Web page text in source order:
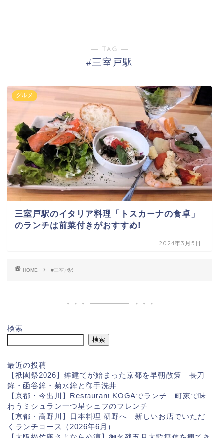
― TAG ―
#三室戸駅
グルメ
三室戸駅のイタリア料理「トスカーナの食卓」
のランチは前菜付きがおすすめ!
2024年3月5日
HOME #三室戸駅
検索
検索
最近の投稿
【祇園祭2026】鉾建てが始まった京都を早朝散策｜長刀
鉾・函谷鉾・菊水鉾と御手洗井
【京都・今出川】Restaurant KOGAでランチ｜町家で味
わうミシュラン一つ星シェフのフレンチ
【京都・高野川】日本料理 研野へ｜新しいお店でいただ
くランチコース（2026年6月）